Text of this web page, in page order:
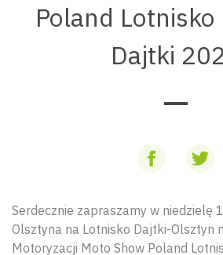
Poland
Dajtki
Serdecznie zapraszamy w niedzielę
Olsztyna na Lotnisko Dajtki-Olsztyn
Motoryzacji Moto Show Poland